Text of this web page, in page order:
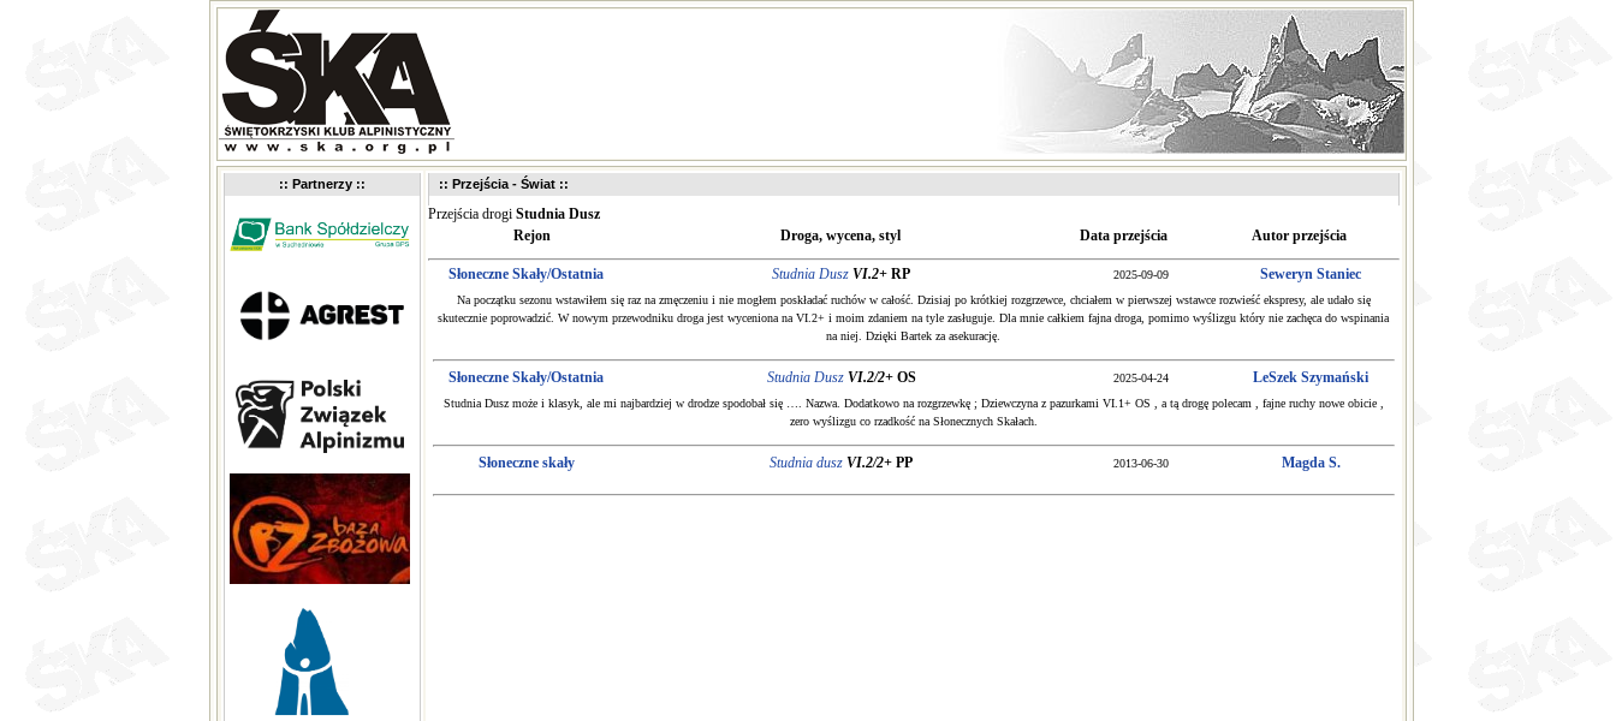
:: Partnerzy :: :: Przejścia - Świat ::
Przejścia drogi Studnia Dusz
Rejon
Droga, wycena, styl Data przejścia Autor przejścia
Słoneczne Skały/Ostatnia Studnia Dusz VI.2+ RP 2025-09-09 Seweryn Staniec
Na początku sezonu wstawiłem się raz na zmęczeniu i nie mogłem poskładać ruchów w całość. Dzisiaj po krótkiej rozgrzewce, chciałem w pierwszej wstawce rozwieść ekspresy, ale udało się
skutecznie poprowadzić. W nowym przewodniku droga jest wyceniona na VI.2+ i moim zdaniem na tyle zasługuje. Dla mnie całkiem fajna droga, pomimo wyślizgu który nie zachęca do wspinania
na niej. Dzięki Bartek za asekurację.
Słoneczne Skały/Ostatnia Studnia Dusz VI.2/2+ OS 2025-04-24 LeSzek Szymański
Studnia Dusz może i klasyk, ale mi najbardziej w drodze spodobał się …. Nazwa. Dodatkowo na rozgrzewkę ; Dziewczyna z pazurkami VI.1+ OS , a tą drogę polecam , fajne ruchy nowe obicie ,
zero wyślizgu co rzadkość na Słonecznych Skałach.
Słoneczne skały Studnia dusz VI.2/2+ PP 2013-06-30 Magda S.